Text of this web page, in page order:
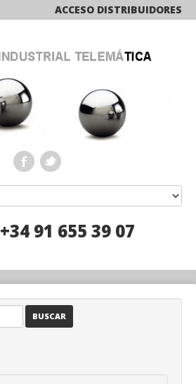
ACCESO DISTRIBUIDORES
+34 91 655 39 07
BUSCAR